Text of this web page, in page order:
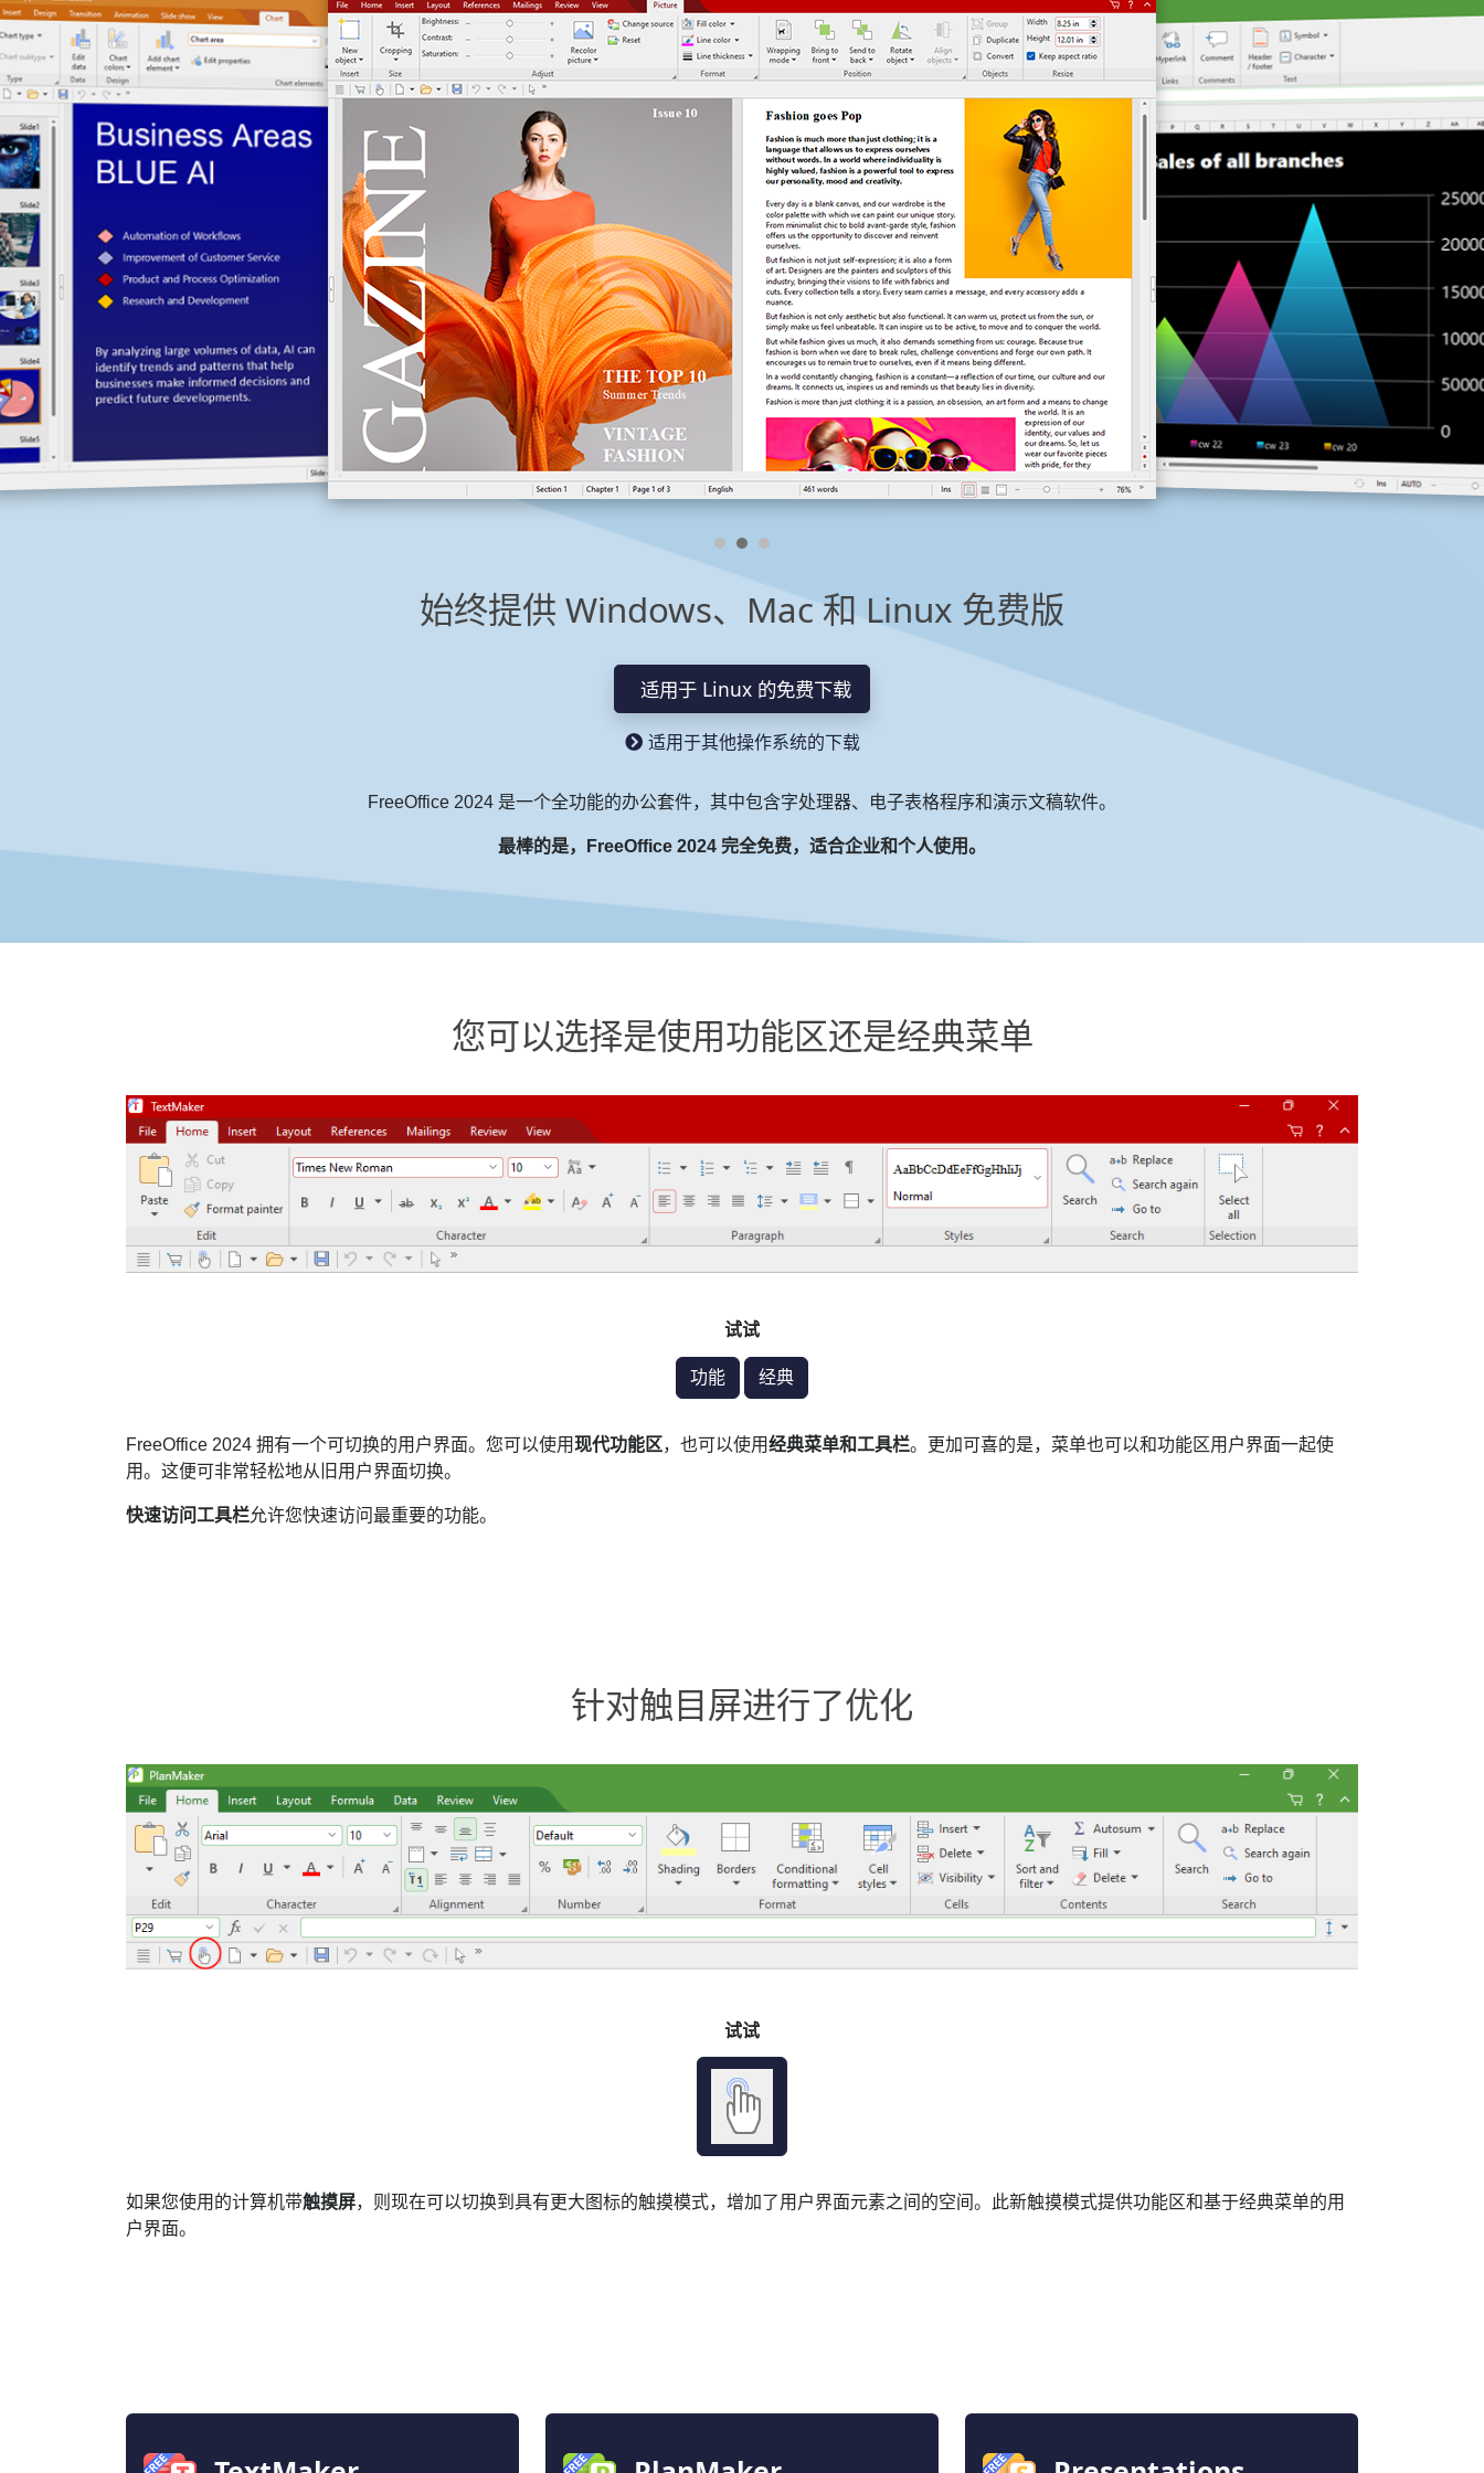
始终提供 Windows、Mac 和 Linux 免费版
适用于 Linux 的免费下载
适用于其他操作系统的下载
FreeOffice 2024 是一个全功能的办公套件，其中包含字处理器、电子表格程序和演示文稿软件。
最棒的是，FreeOffice 2024 完全免费，适合企业和个人使用。
您可以选择是使用功能区还是经典菜单
试试
功能 经典
FreeOffice 2024 拥有一个可切换的用户界面。您可以使用现代功能区，也可以使用经典菜单和工具栏。更加可喜的是，菜单也可以和功能区用户界面一起使
用。这便可非常轻松地从旧用户界面切换。
快速访问工具栏允许您快速访问最重要的功能。
针对触目屏进行了优化
试试
如果您使用的计算机带触摸屏，则现在可以切换到具有更大图标的触摸模式，增加了用户界面元素之间的空间。此新触摸模式提供功能区和基于经典菜单的用
户界面。